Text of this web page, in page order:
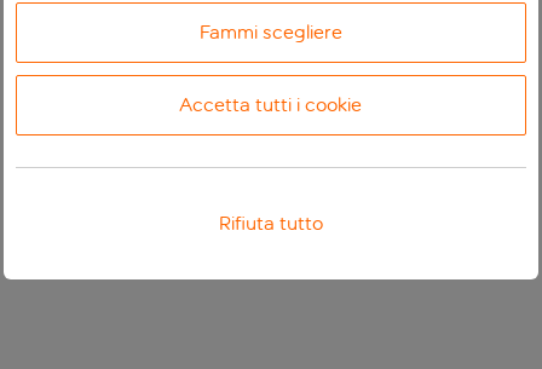
Fammi scegliere
Accetta tutti i cookie
Rifiuta tutto